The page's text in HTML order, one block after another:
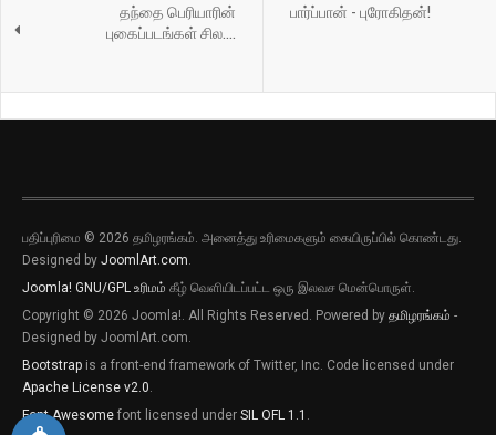
தந்தை பெரியாரின்
புகைப்படங்கள் சில....
பார்ப்பான் - புரோகிதன்!
பதிப்புரிமை © 2026 தமிழரங்கம். அனைத்து உரிமைகளும் கையிருப்பில் கொண்டது.
Designed by JoomlArt.com.
Joomla! GNU/GPL உரிமம் கீழ் வெளியிடப்பட்ட ஒரு இலவச மென்பொருள்.
Copyright © 2026 Joomla!. All Rights Reserved. Powered by தமிழரங்கம் -
Designed by JoomlArt.com.
Bootstrap is a front-end framework of Twitter, Inc. Code licensed under
Apache License v2.0.
Font Awesome font licensed under SIL OFL 1.1 .
புதிய இடுகைகளுக்கான அறிவிப்புகளை
பெறவிரும்பின் விருப்பு அழுத்தியை அழுத்தி
தெரிவிக்கவும்
புதிய இடுகைகளுக்கான அறிவிப்புகளை